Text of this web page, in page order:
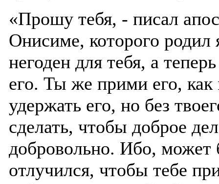
«Прошу тебя, - писал
Онисиме, которого
негоден для тебя, а
его. Ты же прими его, как
удержать его, но без
сделать, чтобы доброе
добровольно. Ибо, может
отлучился, чтобы тебе